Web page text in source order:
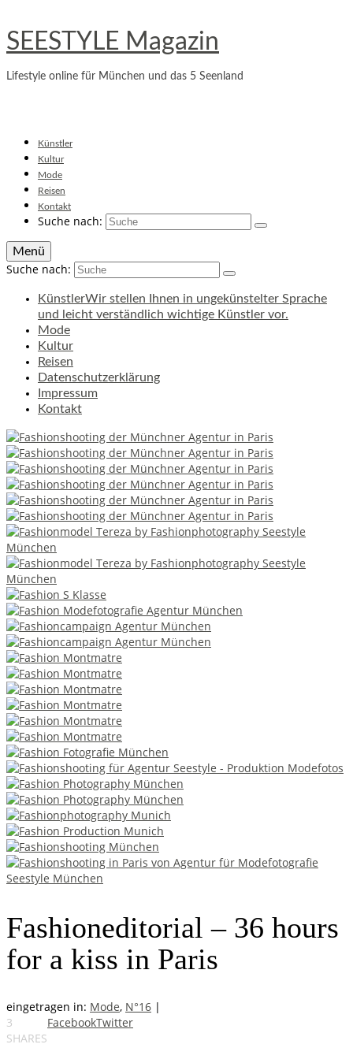
SEESTYLE Magazin
Lifestyle online für München und das 5 Seenland
Künstler
Kultur
Mode
Reisen
Kontakt
Suche nach:
Menü
Suche nach:
KünstlerWir stellen Ihnen in ungekünstelter Sprache
und leicht verständlich wichtige Künstler vor.
Mode
Kultur
Reisen
Datenschutzerklärung
Impressum
Kontakt
Fashioneditorial – 36 hours
for a kiss in Paris
eingetragen in: Mode, N°16 |
3
SHARES
FacebookTwitter